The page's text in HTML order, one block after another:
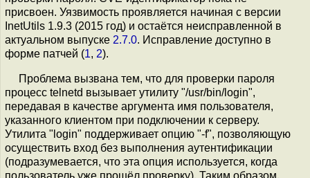
присвоен. Уязвимость проявляется начиная с версии
InetUtils 1.9.3 (2015 год) и остаётся неисправленной в
актуальном выпуске 2.7.0. Исправление доступно в
форме патчей (1, 2).
Проблема вызвана тем, что для проверки пароля
процесс telnetd вызывает утилиту "/usr/bin/login",
передавая в качестве аргумента имя пользователя,
указанного клиентом при подключении к серверу.
Утилита "login" поддерживает опцию "-f", позволяющую
осуществить вход без выполнения аутентификации
(подразумевается, что эта опция используется, когда
пользователь уже прошёл проверку). Таким образом,